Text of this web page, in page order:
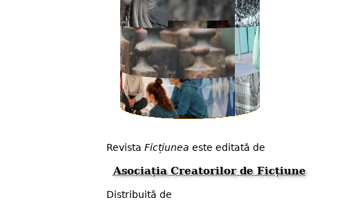
Revista Ficțiunea este editată de
Asociația Creatorilor de Ficțiune
Distribuită de